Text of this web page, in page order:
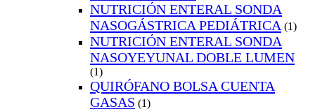
NUTRICIÓN ENTERAL SONDA
NASOGÁSTRICA PEDIÁTRICA (1)
NUTRICIÓN ENTERAL SONDA
NASOYEYUNAL DOBLE LUMEN
(1)
QUIRÓFANO BOLSA CUENTA
GASAS (1)